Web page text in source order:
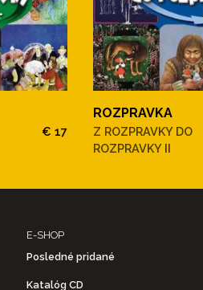
€ 17
ROZPRAVKA
Z ROZPRAVKY DO
ROZPRAVKY II
E-SHOP
Posledné pridané
Katalóg CD